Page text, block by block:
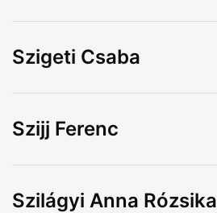
Szigeti Csaba
Szijj Ferenc
Szilágyi Anna Rózsika